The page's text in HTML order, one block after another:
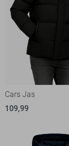
Cars Jas
109,99